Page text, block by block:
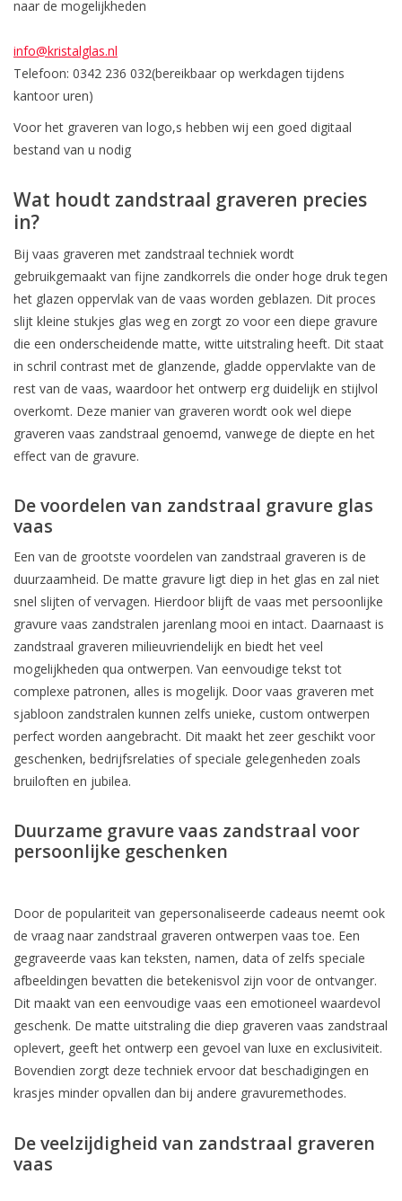
naar de mogelijkheden
info@kristalglas.nl
Telefoon: 0342 236 032(bereikbaar op werkdagen tijdens
kantoor uren)
Voor het graveren van logo,s hebben wij een goed digitaal
bestand van u nodig
Wat houdt zandstraal graveren precies
in?
Bij vaas graveren met zandstraal techniek wordt
gebruikgemaakt van fijne zandkorrels die onder hoge druk tegen
het glazen oppervlak van de vaas worden geblazen. Dit proces
slijt kleine stukjes glas weg en zorgt zo voor een diepe gravure
die een onderscheidende matte, witte uitstraling heeft. Dit staat
in schril contrast met de glanzende, gladde oppervlakte van de
rest van de vaas, waardoor het ontwerp erg duidelijk en stijlvol
overkomt. Deze manier van graveren wordt ook wel diepe
graveren vaas zandstraal genoemd, vanwege de diepte en het
effect van de gravure.
De voordelen van zandstraal gravure glas
vaas
Een van de grootste voordelen van zandstraal graveren is de
duurzaamheid. De matte gravure ligt diep in het glas en zal niet
snel slijten of vervagen. Hierdoor blijft de vaas met persoonlijke
gravure vaas zandstralen jarenlang mooi en intact. Daarnaast is
zandstraal graveren milieuvriendelijk en biedt het veel
mogelijkheden qua ontwerpen. Van eenvoudige tekst tot
complexe patronen, alles is mogelijk. Door vaas graveren met
sjabloon zandstralen kunnen zelfs unieke, custom ontwerpen
perfect worden aangebracht. Dit maakt het zeer geschikt voor
geschenken, bedrijfsrelaties of speciale gelegenheden zoals
bruiloften en jubilea.
Duurzame gravure vaas zandstraal voor
persoonlijke geschenken
Door de populariteit van gepersonaliseerde cadeaus neemt ook
de vraag naar zandstraal graveren ontwerpen vaas toe. Een
gegraveerde vaas kan teksten, namen, data of zelfs speciale
afbeeldingen bevatten die betekenisvol zijn voor de ontvanger.
Dit maakt van een eenvoudige vaas een emotioneel waardevol
geschenk. De matte uitstraling die diep graveren vaas zandstraal
oplevert, geeft het ontwerp een gevoel van luxe en exclusiviteit.
Bovendien zorgt deze techniek ervoor dat beschadigingen en
krasjes minder opvallen dan bij andere gravuremethodes.
De veelzijdigheid van zandstraal graveren
vaas